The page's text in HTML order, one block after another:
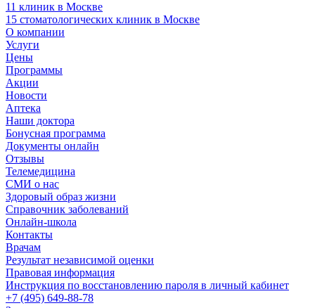
11 клиник в Москве
15 стоматологических клиник в Москве
О компании
Услуги
Цены
Программы
Акции
Новости
Аптека
Наши доктора
Бонусная программа
Документы онлайн
Отзывы
Телемедицина
СМИ о нас
Здоровый образ жизни
Справочник заболеваний
Онлайн-школа
Контакты
Врачам
Результат независимой оценки
Правовая информация
Инструкция по восстановлению пароля в личный кабинет
+7 (495) 649-88-78